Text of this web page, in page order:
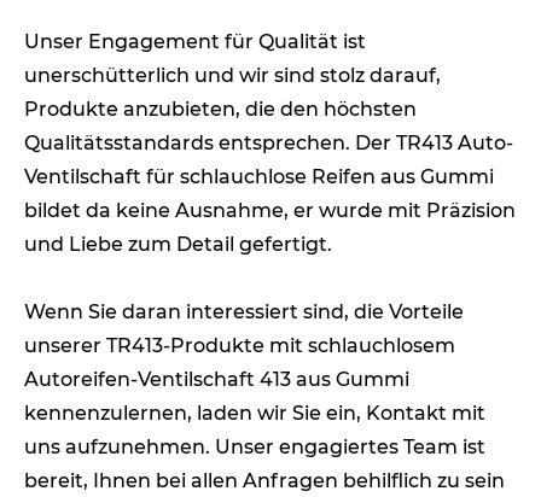
Unser Engagement für Qualität ist
unerschütterlich und wir sind stolz darauf,
Produkte anzubieten, die den höchsten
Qualitätsstandards entsprechen. Der TR413 Auto-
Ventilschaft für schlauchlose Reifen aus Gummi
bildet da keine Ausnahme, er wurde mit Präzision
und Liebe zum Detail gefertigt.
Wenn Sie daran interessiert sind, die Vorteile
unserer TR413-Produkte mit schlauchlosem
Autoreifen-Ventilschaft 413 aus Gummi
kennenzulernen, laden wir Sie ein, Kontakt mit
uns aufzunehmen. Unser engagiertes Team ist
bereit, Ihnen bei allen Anfragen behilflich zu sein